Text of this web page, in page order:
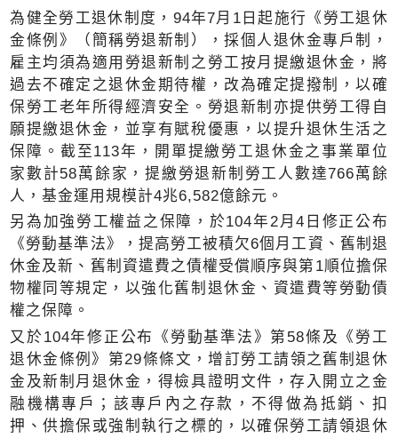
為健全勞工退休制度，94年7月1日起施行《勞工退休
金條例》（簡稱勞退新制），採個人退休金專戶制，
雇主均須為適用勞退新制之勞工按月提繳退休金，將
過去不確定之退休金期待權，改為確定提撥制，以確
保勞工老年所得經濟安全。勞退新制亦提供勞工得自
願提繳退休金，並享有賦稅優惠，以提升退休生活之
保障。截至113年，開單提繳勞工退休金之事業單位
家數計58萬餘家，提繳勞退新制勞工人數達766萬餘
人，基金運用規模計4兆6,582億餘元。
另為加強勞工權益之保障，於104年2月4日修正公布
《勞動基準法》，提高勞工被積欠6個月工資、舊制退
休金及新、舊制資遣費之債權受償順序與第1順位擔保
物權同等規定，以強化舊制退休金、資遣費等勞動債
權之保障。
又於104年修正公布《勞動基準法》第58條及《勞工
退休金條例》第29條條文，增訂勞工請領之舊制退休
金及新制月退休金，得檢具證明文件，存入開立之金
融機構專戶；該專戶內之存款，不得做為抵銷、扣
押、供擔保或強制執行之標的，以確保勞工請領退休